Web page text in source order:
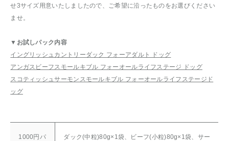
せ3サイズ用意いたしましたので、ご希望に沿ったものをお選びください
ませ。
▼お試しパック内容
イングリッシュカントリーダック フォーアダルト ドッグ
アンガスビーフスモールキブル フォーオールライフステージ ドッグ
スコティッシュサーモンスモールキブル フォーオールライフステージド
ッグ
1000円パ
ダック(中粒)80g×1袋、ビーフ(小粒)80g×1袋、サー